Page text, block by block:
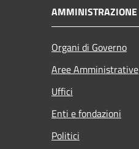
AMMINISTRAZIONE
Organi di Governo
Aree Amministrative
Uffici
Enti e fondazioni
Politici